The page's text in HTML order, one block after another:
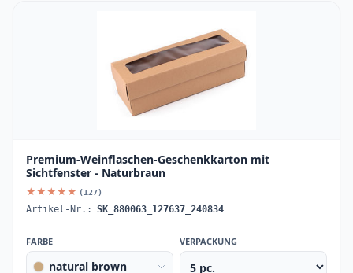
Premium-Weinflaschen-Geschenkkarton mit
Sichtfenster - Naturbraun
★★★★★ (127)
Artikel-Nr.: SK_880063_127637_240834
FARBE
natural brown
VERPACKUNG